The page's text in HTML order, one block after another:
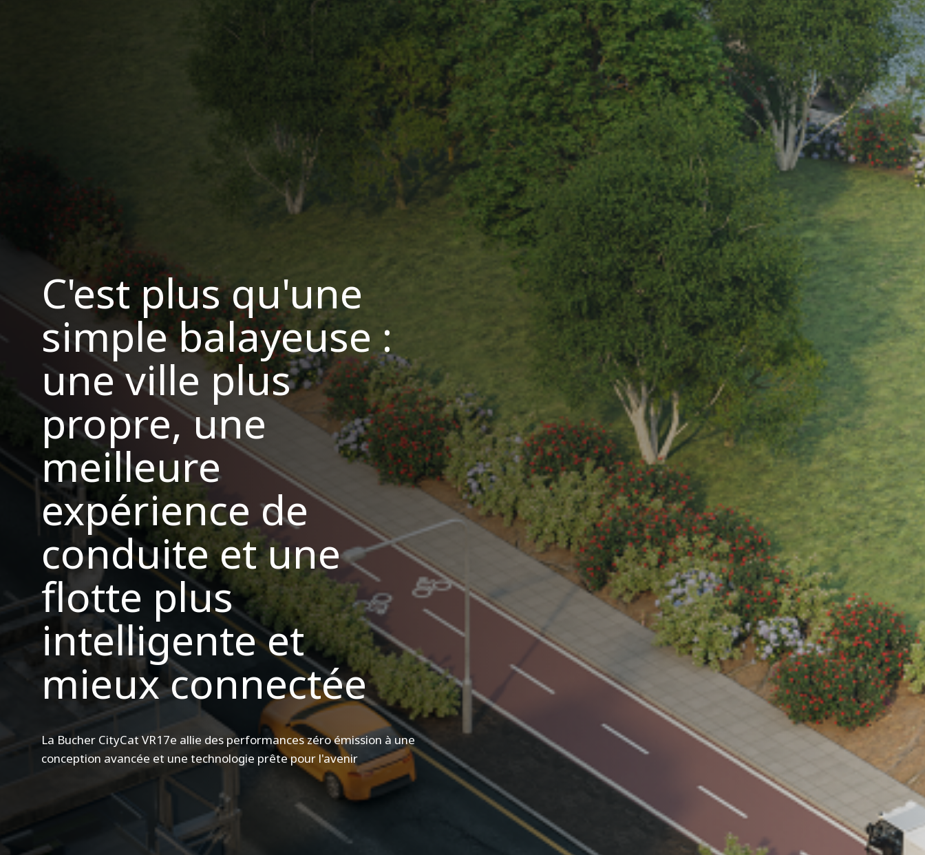
C'est plus qu'une
simple balayeuse :
une ville plus
propre, une
meilleure
expérience de
conduite et une
flotte plus
intelligente et
mieux connectée
La Bucher CityCat VR17e allie des performances zéro émission à une
conception avancée et une technologie prête pour l'avenir